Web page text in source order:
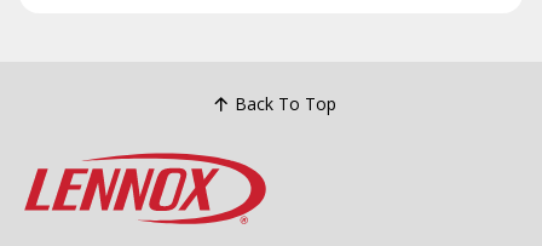
Back To Top